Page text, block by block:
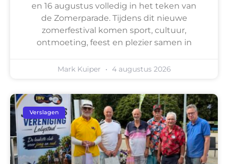
en 16 augustus volledig in het teken van
de Zomerparade. Tijdens dit nieuwe
zomerfestival komen sport, cultuur,
ontmoeting, feest en plezier samen in
Mark Kuiper 4 augustus 2026
Verslagen